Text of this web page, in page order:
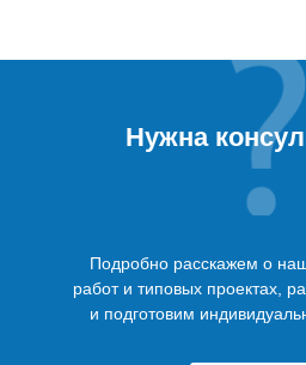
Нужна
Подробно расскажем о
работ и типовых проектах,
и подготовим